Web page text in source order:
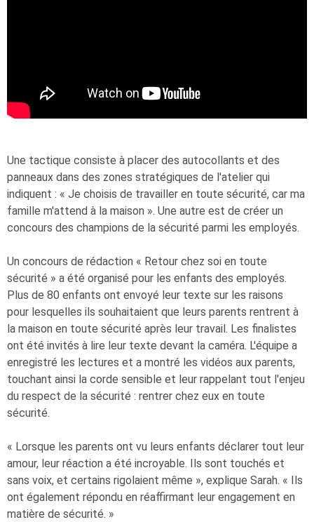
Une tactique consiste à placer des autocollants et des
panneaux dans des zones stratégiques de l'atelier qui
indiquent : « Je choisis de travailler en toute sécurité, car ma
famille m'attend à la maison ». Une autre est de créer un
concours des champions de la sécurité parmi les employés.
Un concours de rédaction « Retour chez soi en toute
sécurité » a été organisé pour les enfants des employés.
Plus de 80 enfants ont envoyé leur texte sur les raisons
pour lesquelles ils souhaitaient que leurs parents rentrent à
la maison en toute sécurité après leur travail. Les finalistes
ont été invités à lire leur texte devant la caméra. L'équipe a
enregistré les lectures et a montré les vidéos aux parents,
touchant ainsi la corde sensible et leur rappelant tout l'enjeu
du respect de la sécurité : rentrer chez eux en toute
sécurité.
« Lorsque les parents ont vu leurs enfants déclarer tout leur
amour, leur réaction a été incroyable. Ils sont touchés et
sans voix, et certains rigolaient même », explique Sarah. « Ils
ont également répondu en réaffirmant leur engagement en
matière de sécurité. »